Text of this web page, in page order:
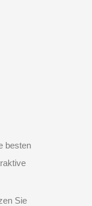
besten
Sie